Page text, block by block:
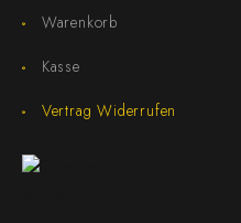
Warenkorb
Kasse
Vertrag Widerrufen